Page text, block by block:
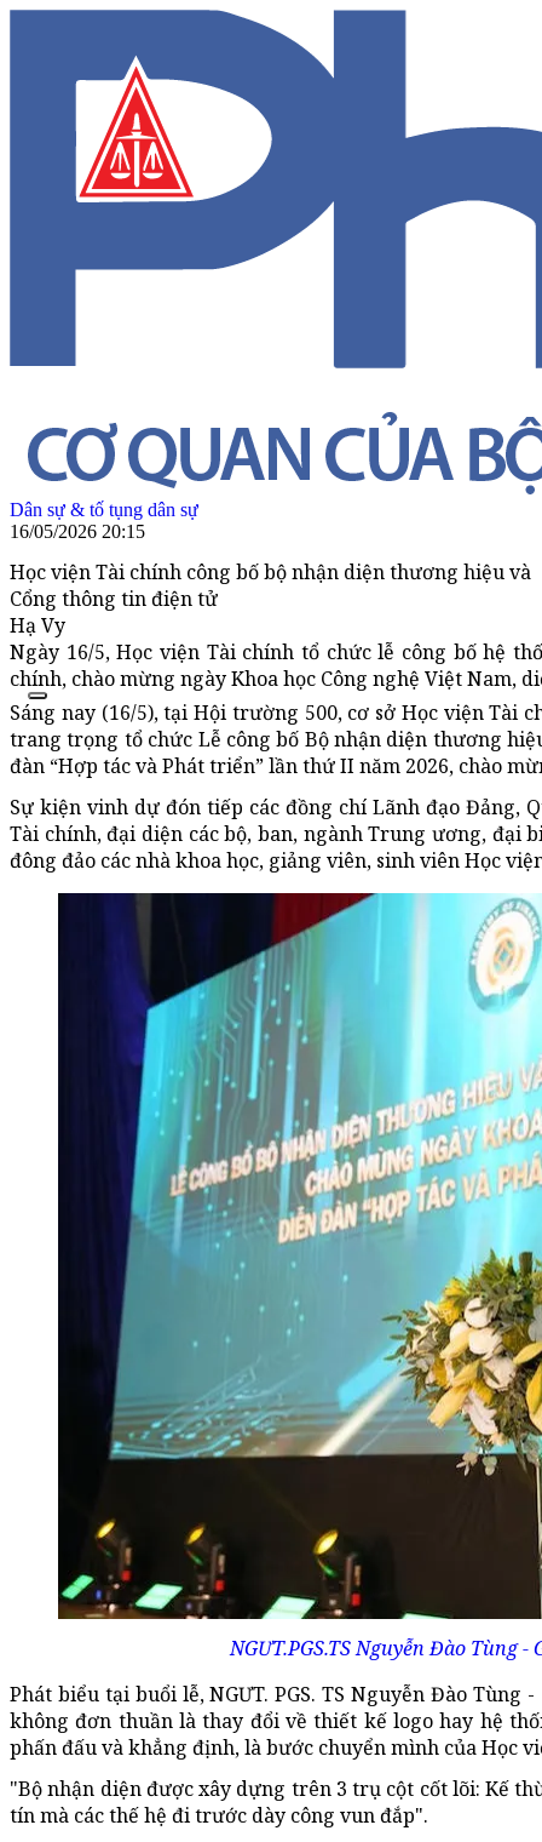
Dân sự & tố tụng dân sự
16/05/2026 20:15
Học viện Tài chính công bố bộ nhận diện thương hiệu và
Cổng thông tin điện tử
Hạ Vy
Ngày 16/5, Học viện Tài chính tổ chức lễ công bố hệ
chính, chào mừng ngày Khoa học Công nghệ Việt Nam,
Sáng nay (16/5), tại Hội trường 500, cơ sở Học viện Tài
trang trọng tổ chức Lễ công bố Bộ nhận diện thương
đàn “Hợp tác và Phát triển” lần thứ II năm 2026, chào
Sự kiện vinh dự đón tiếp các đồng chí Lãnh đạo Đảng,
Tài chính, đại diện các bộ, ban, ngành Trung ương, đại
đông đảo các nhà khoa học, giảng viên, sinh viên Học
NGƯT.PGS.TS Nguyễn Đào Tùng
Phát biểu tại buổi lễ, NGƯT. PGS. TS Nguyễn Đào
không đơn thuần là thay đổi về thiết kế logo hay hệ
phấn đấu và khẳng định, là bước chuyển mình của Học
"Bộ nhận diện được xây dựng trên 3 trụ cột cốt lõi: Kế
tín mà các thế hệ đi trước dày công vun đắp".